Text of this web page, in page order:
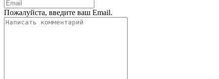
Пожалуйста, введите ваш Email.